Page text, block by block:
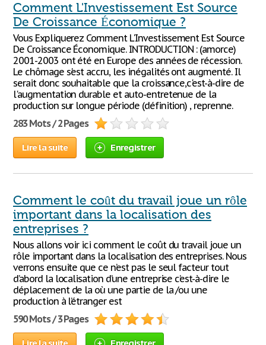
Comment L'Investissement Est Source
De Croissance Économique ?
Vous Expliquerez Comment L'Investissement Est Source
De Croissance Économique. INTRODUCTION : (amorce)
2001-2003 ont été en Europe des années de récession.
Le chômage s'est accru, les inégalités ont augmenté. Il
serait donc souhaitable que la croissance,c'est-à-dire de
l'augmentation durable et auto-entretenue de la
production sur longue période (définition) , reprenne.
283 Mots / 2 Pages
Lire la suite Enregistrer
Comment le coût du travail joue un rôle
important dans la localisation des
entreprises ?
Nous allons voir ici comment le coût du travail joue un
rôle important dans la localisation des entreprises. Nous
verrons ensuite que ce n’est pas le seul facteur tout
d’abord la localisation d’une entreprise c’est-à-dire le
déplacement de la où une partie de la /ou une
production à l’étranger est
590 Mots / 3 Pages